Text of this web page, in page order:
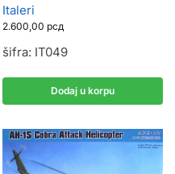
Italeri
2.600,00 рсд
šifra: IT049
Dodaj u korpu